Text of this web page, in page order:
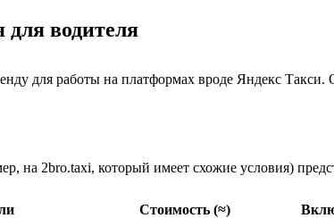
для водителя
для работы на платформах вроде Яндекс
на 2bro.taxi, который имеет схожие условия)
Стоимость (≈)